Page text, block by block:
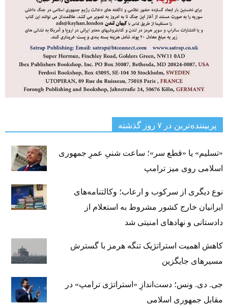
پربیننده‌ترین‌ در ۷ روز گذشته
«تسلیم» یا «قطع سر»؛ ساعت شنیِ عمرِ جمهوری
اسلامی روی میز ترامپ
نوع دیگری از سرکوب و ارعاب؛ وکالتنامه‌های
ایرانیان خارج کشور مشروط به استعلام از
دادستانی و نهادهای امنیتی شد
کاهش اهمیت استراتژیک تنگه‌ هرمز با گسترش
مسیرهای جایگزین
جی‌. دی. ونس؛ دست‌اندازِ «استراتژی ترامپ» در
مقابل جمهوری اسلامی